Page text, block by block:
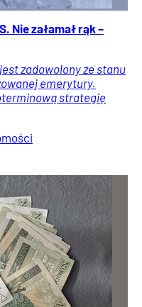
Nie załamał rąk –
zadowolony ze stanu
emerytury.
strategię